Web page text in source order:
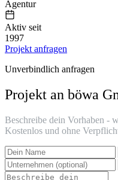
Agentur
Aktiv seit
1997
Projekt anfragen
Unverbindlich anfragen
Projekt an böwa
Beschreibe dein Vorhaben -
Kostenlos und ohne